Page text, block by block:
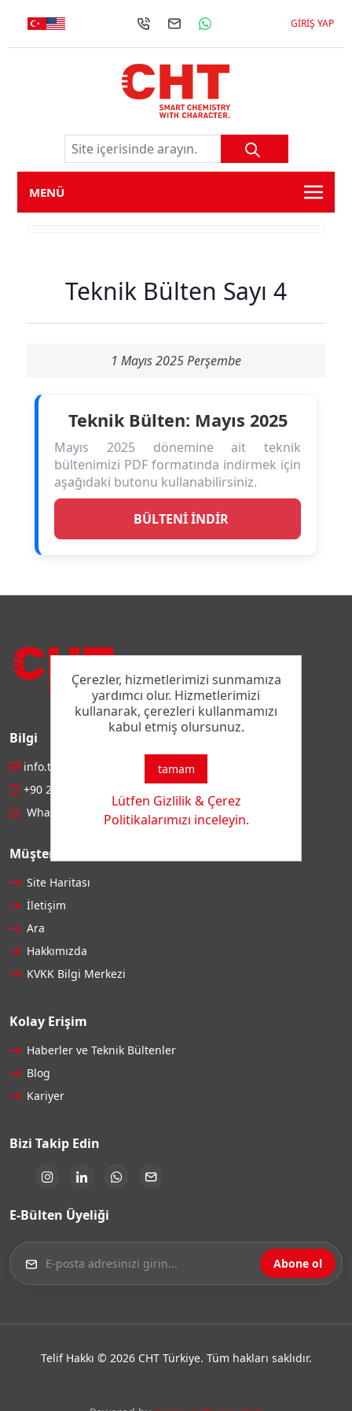
GIRIŞ YAP
MENÜ
Teknik Bülten Sayı 4
1 Mayıs 2025 Perşembe
Teknik Bülten: Mayıs 2025
Mayıs 2025 dönemine ait teknik
bültenimizi PDF formatında indirmek için
aşağıdaki butonu kullanabilirsiniz.
BÜLTENİ İNDİR
Bilgi
info.turkey@cht.com
+90 212 886 79 13
WhatsApp
Müşteri Hizmetleri
Site Haritası
İletişim
Ara
Hakkımızda
KVKK Bilgi Merkezi
Kolay Erişim
Haberler ve Teknik Bültenler
Blog
Kariyer
Bizi Takip Edin
E-Bülten Üyeliği
Abone ol
Telif Hakkı © 2026 CHT Türkiye. Tüm hakları saklıdır.
Çerezler, hizmetlerimizi sunmamıza
yardımcı olur. Hizmetlerimizi
kullanarak, çerezleri kullanmamızı
kabul etmiş olursunuz.
tamam
Lütfen Gizlilik & Çerez
Politikalarımızı inceleyin.